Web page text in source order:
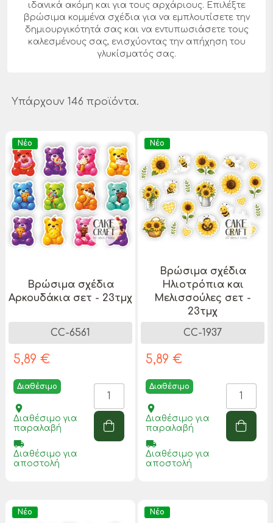
ιδανικά ακόμη και για τους αρχάριους. Επιλέξτε
βρώσιμα κομμένα σχέδια για να εμπλουτίσετε την
δημιουργικότητά σας και να εντυπωσιάσετε τους
καλεσμένους σας, ενισχύοντας την απήχηση του
γλυκίσματός σας.
Υπάρχουν 146 προϊόντα.
Νέο
Βρώσιμα σχέδια
Αρκουδάκια σετ - 23τμχ
CC-6561
5,89 €
Διαθέσιμο
place
Διαθέσιμο για
παραλαβή
local_shipping
Διαθέσιμο για
αποστολή
Νέο
Βρώσιμα σχέδια
Ηλιοτρόπια και
Μελισσούλες σετ -
23τμχ
CC-1937
5,89 €
Διαθέσιμο
place
Διαθέσιμο για
παραλαβή
local_shipping
Διαθέσιμο για
αποστολή
Νέο Νέο